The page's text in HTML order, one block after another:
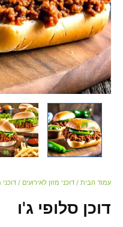
עמוד הבית / דוכני מזון לאירועים /
דוכן סלופי ג'ו